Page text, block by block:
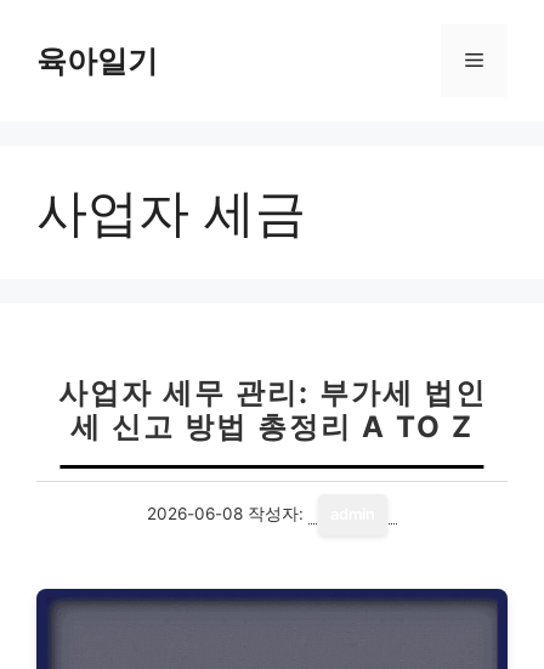
육아일기 메
사업자 세금
사업자 세무 관리: 부가세 법인
세 신고 방법 총정리 A TO Z
2026-06-08 작성자: